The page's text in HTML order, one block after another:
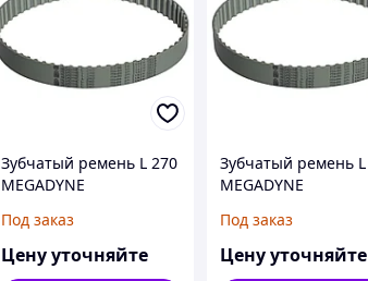
Зубчатый ремень L 270
MEGADYNE
Под заказ
Цену уточняйте
Зубчатый ремень
MEGADYNE
Под заказ
Цену уточняйте